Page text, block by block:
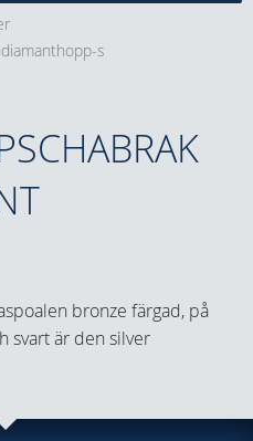
s
bronze färgad, på
svart är den silver